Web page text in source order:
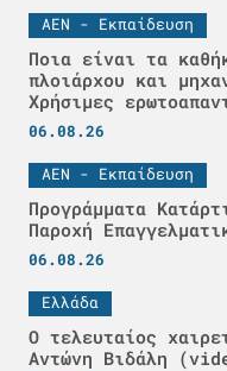
ΑΕΝ - Εκπαίδευση
Ποια είναι τα
πλοιάρχου και
Χρήσιμες
06.08.26
ΑΕΝ - Εκπαίδευση
Προγράμματα
Παροχή
06.08.26
Ελλάδα
Ο τελευταίος
Αντώνη Βιδάλη